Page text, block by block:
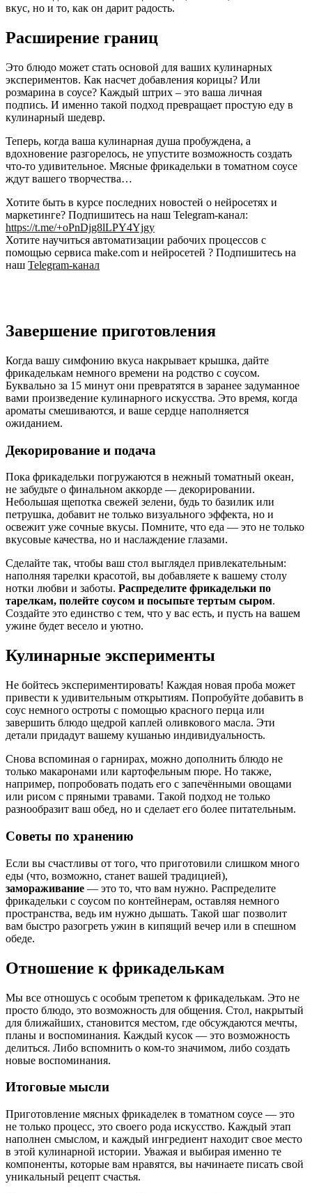
вкус, но и то, как он дарит радость.
Расширение границ
Это блюдо может стать основой для ваших кулинарных
экспериментов. Как насчет добавления корицы? Или
розмарина в соусе? Каждый штрих – это ваша личная
подпись. И именно такой подход превращает простую еду в
кулинарный шедевр.
Теперь, когда ваша кулинарная душа пробуждена, а
вдохновение разгорелось, не упустите возможность создать
что-то удивительное. Мясные фрикадельки в томатном соусе
ждут вашего творчества…
Хотите быть в курсе последних новостей о нейросетях и
маркетинге? Подпишитесь на наш Telegram-канал:
https://t.me/+oPnDjg8lLPY4Yjgy
Хотите научиться автоматизации рабочих процессов с
помощью сервиса make.com и нейросетей ? Подпишитесь на
наш Telegram-канал
Завершение приготовления
Когда вашу симфонию вкуса накрывает крышка, дайте
фрикаделькам немного времени на родство с соусом.
Буквально за 15 минут они превратятся в заранее задуманное
вами произведение кулинарного искусства. Это время, когда
ароматы смешиваются, и ваше сердце наполняется
ожиданием.
Декорирование и подача
Пока фрикадельки погружаются в нежный томатный океан,
не забудьте о финальном аккорде — декорировании.
Небольшая щепотка свежей зелени, будь то базилик или
петрушка, добавит не только визуального эффекта, но и
освежит уже сочные вкусы. Помните, что еда — это не только
вкусовые качества, но и наслаждение глазами.
Сделайте так, чтобы ваш стол выглядел привлекательным:
наполняя тарелки красотой, вы добавляете к вашему столу
нотки любви и заботы. Распределите фрикадельки по
тарелкам, полейте соусом и посыпьте тертым сыром.
Создайте это единство с тем, что у вас есть, и пусть на вашем
ужине будет весело и уютно.
Кулинарные эксперименты
Не бойтесь экспериментировать! Каждая новая проба может
привести к удивительным открытиям. Попробуйте добавить в
соус немного остроты с помощью красного перца или
завершить блюдо щедрой каплей оливкового масла. Эти
детали придадут вашему кушанью индивидуальность.
Снова вспоминая о гарнирах, можно дополнить блюдо не
только макаронами или картофельным пюре. Но также,
например, попробовать подать его с запечёнными овощами
или рисом с пряными травами. Такой подход не только
разнообразит ваш обед, но и сделает его более питательным.
Советы по хранению
Если вы счастливы от того, что приготовили слишком много
еды (что, возможно, станет вашей традицией),
замораживание — это то, что вам нужно. Распределите
фрикадельки с соусом по контейнерам, оставляя немного
пространства, ведь им нужно дышать. Такой шаг позволит
вам быстро разогреть ужин в кипящий вечер или в спешном
обеде.
Отношение к фрикаделькам
Мы все отношусь с особым трепетом к фрикаделькам. Это не
просто блюдо, это возможность для общения. Стол, накрытый
для ближайших, становится местом, где обсуждаются мечты,
планы и воспоминания. Каждый кусок — это возможность
делиться. Либо вспомнить о ком-то значимом, либо создать
новые воспоминания.
Итоговые мысли
Приготовление мясных фрикаделек в томатном соусе — это
не только процесс, это своего рода искусство. Каждый этап
наполнен смыслом, и каждый ингредиент находит свое место
в этой кулинарной истории. Уважая и выбирая именно те
компоненты, которые вам нравятся, вы начинаете писать свой
уникальный рецепт счастья.